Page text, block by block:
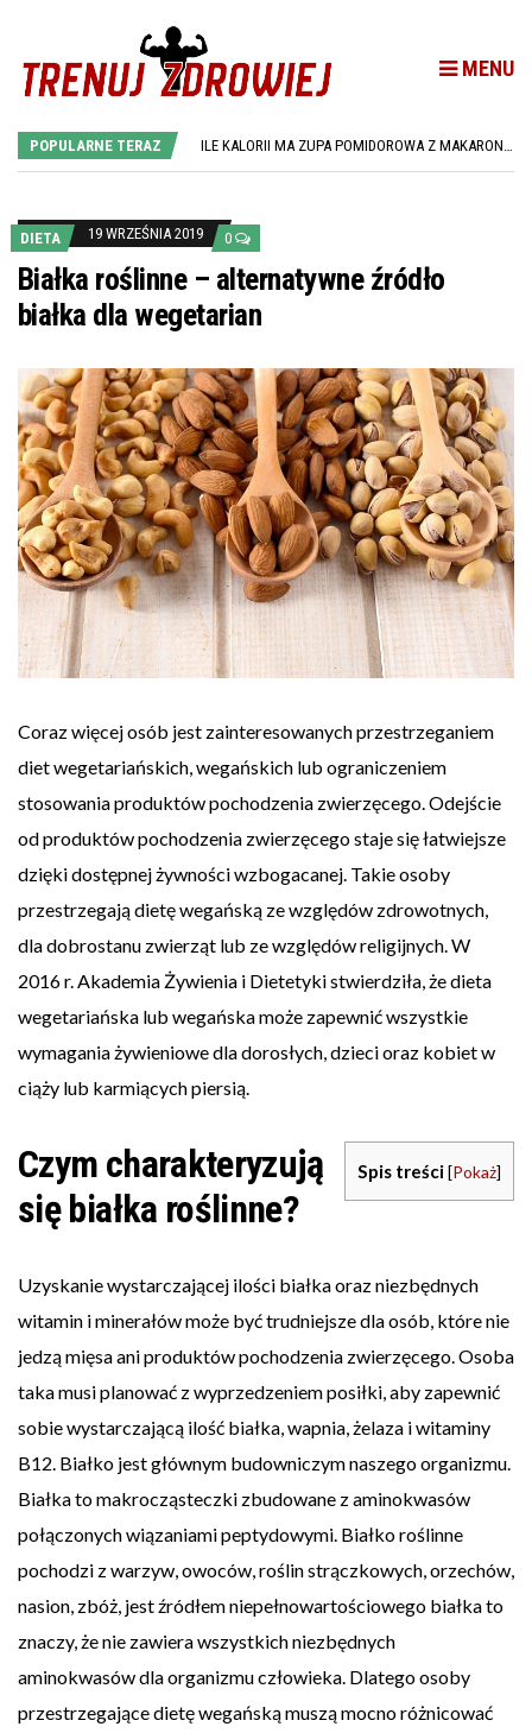
MENU
POPULARNE TERAZ
DIETA 19 WRZEŚNIA 2019 0
Białka roślinne – alternatywne źródło
białka dla wegetarian
Coraz więcej osób jest zainteresowanych przestrzeganiem
diet wegetariańskich, wegańskich lub ograniczeniem
stosowania produktów pochodzenia zwierzęcego. Odejście
od produktów pochodzenia zwierzęcego staje się łatwiejsze
dzięki dostępnej żywności wzbogacanej. Takie osoby
przestrzegają dietę wegańską ze względów zdrowotnych,
dla dobrostanu zwierząt lub ze względów religijnych. W
2016 r. Akademia Żywienia i Dietetyki stwierdziła, że dieta
wegetariańska lub wegańska może zapewnić wszystkie
wymagania żywieniowe dla dorosłych, dzieci oraz kobiet w
ciąży lub karmiących piersią.
Spis treści[Pokaż]
Czym charakteryzują
się białka roślinne?
Uzyskanie wystarczającej ilości białka oraz niezbędnych
witamin i minerałów może być trudniejsze dla osób, które nie
jedzą mięsa ani produktów pochodzenia zwierzęcego. Osoba
taka musi planować z wyprzedzeniem posiłki, aby zapewnić
sobie wystarczającą ilość białka, wapnia, żelaza i witaminy
B12. Białko jest głównym budowniczym naszego organizmu.
Białka to makrocząsteczki zbudowane z aminokwasów
połączonych wiązaniami peptydowymi. Białko roślinne
pochodzi z warzyw, owoców, roślin strączkowych, orzechów,
nasion, zbóż, jest źródłem niepełnowartościowego białka to
znaczy, że nie zawiera wszystkich niezbędnych
aminokwasów dla organizmu człowieka. Dlatego osoby
przestrzegające dietę wegańską muszą mocno różnicować